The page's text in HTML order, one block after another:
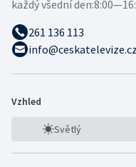
každý všední den:
261 136 113
info@ceskatelevize.cz
Vzhled
Světlý